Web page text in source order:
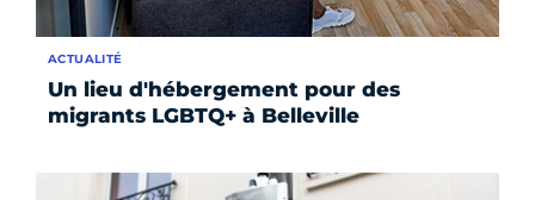
Un lieu d'hébergement pour des
migrants LGBTQ+ à Belleville
ACTUALITÉ